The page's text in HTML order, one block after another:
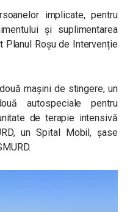
implicate, pentru
și suplimentarea
Planul Roșu de Intervenție
mașini de stingere, un
autospeciale pentru
de terapie intensivă
un Spital Mobil, șase